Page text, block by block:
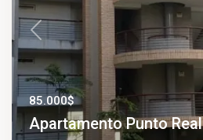
Previous
85.000$
Apartamento Punto Real